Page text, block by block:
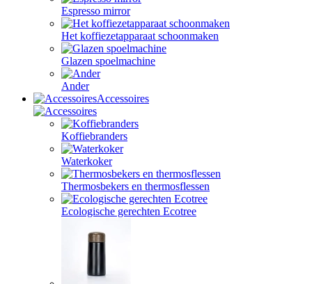
Espresso mirror
Het koffiezetapparaat schoonmaken
Glazen spoelmachine
Ander
Accessoires
Koffiebranders
Waterkoker
Thermosbekers en thermosflessen
Ecologische gerechten Ecotree